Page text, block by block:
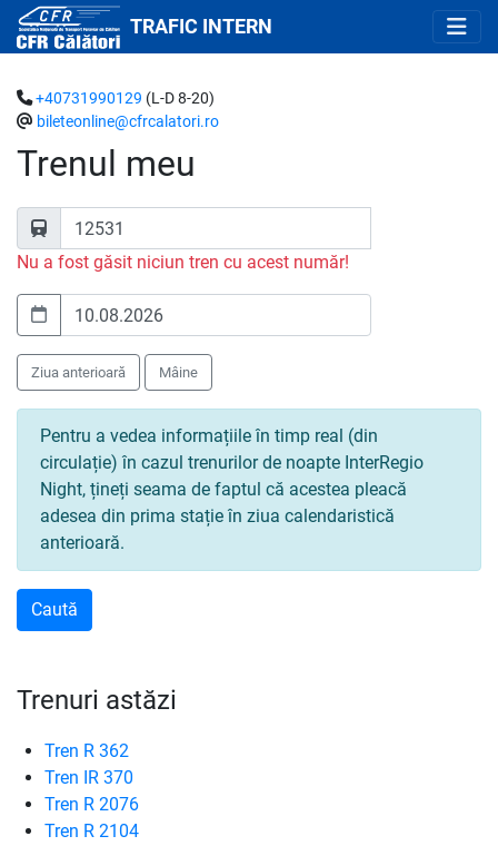
TRAFIC INTERN
Trenul meu
+40731990129 (L-D 8-20)
bileteonline@cfrcalatori.ro
Nu a fost găsit niciun tren cu acest număr!
Ziua anterioară Mâine
Pentru a vedea informațiile în timp real (din
circulație) în cazul trenurilor de noapte InterRegio
Night, țineți seama de faptul că acestea pleacă
adesea din prima stație în ziua calendaristică
anterioară.
Trenuri astăzi
Tren R 362
Tren IR 370
Tren R 2076
Tren R 2104